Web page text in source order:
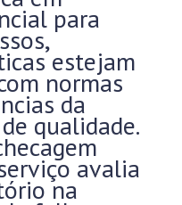
para
estejam
normas
da
qualidade.
avalia
na